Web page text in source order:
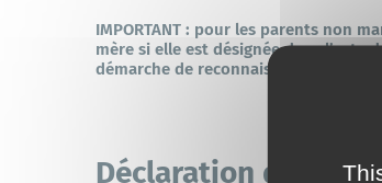
IMPORTANT : pour les parents non
mère si elle est désignée dans
démarche de reconnaissance
Déclaration de